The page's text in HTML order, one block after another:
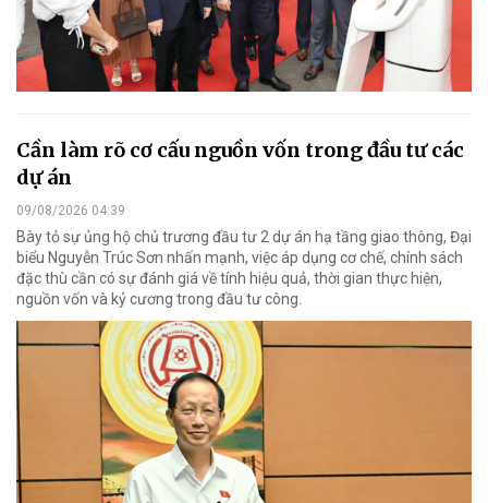
Cần làm rõ cơ cấu nguồn vốn trong đầu tư các
dự án
09/08/2026 04:39
Bày tỏ sự ủng hộ chủ trương đầu tư 2 dự án hạ tầng giao thông, Đại
biểu Nguyễn Trúc Sơn nhấn mạnh, việc áp dụng cơ chế, chính sách
đặc thù cần có sự đánh giá về tính hiệu quả, thời gian thực hiện,
nguồn vốn và kỷ cương trong đầu tư công.